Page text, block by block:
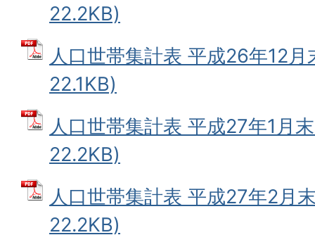
22.2KB)
人口世帯集計表 平成26年12
22.1KB)
人口世帯集計表 平成27年1月
22.2KB)
人口世帯集計表 平成27年2月
22.2KB)